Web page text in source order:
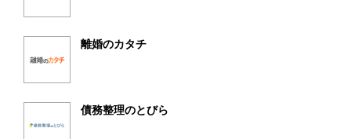
離婚のカタチ
債務整理のとびら